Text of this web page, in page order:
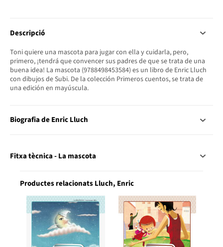
Descripció
Toni quiere una mascota para jugar con ella y cuidarla, pero,
primero, ¡tendrá que convencer sus padres de que se trata de una
buena idea! La mascota (9788498453584) es un libro de Enric Lluch
con dibujos de Subi. De la colección Primeros cuentos, se trata de
una edición en mayúscula.
Biografia de Enric Lluch
Fitxa tècnica - La mascota
Productes relacionats Lluch, Enric